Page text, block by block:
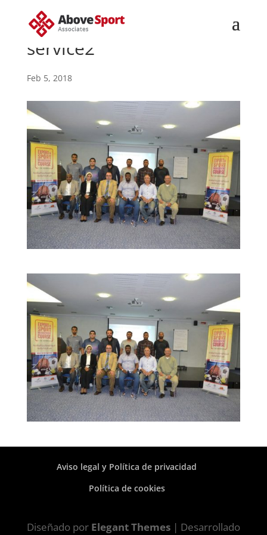
service2
Feb 5, 2018
Aviso legal y Política de privacidad
Política de cookies
Diseñado por Elegant Themes| Desarrollado